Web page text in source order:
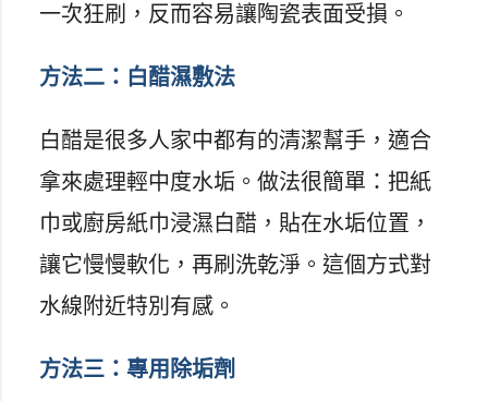
一次狂刷，反而容易讓陶瓷表面受損。
方法二：白醋濕敷法
白醋是很多人家中都有的清潔幫手，適合
拿來處理輕中度水垢。做法很簡單：把紙
巾或廚房紙巾浸濕白醋，貼在水垢位置，
讓它慢慢軟化，再刷洗乾淨。這個方式對
水線附近特別有感。
方法三：專用除垢劑